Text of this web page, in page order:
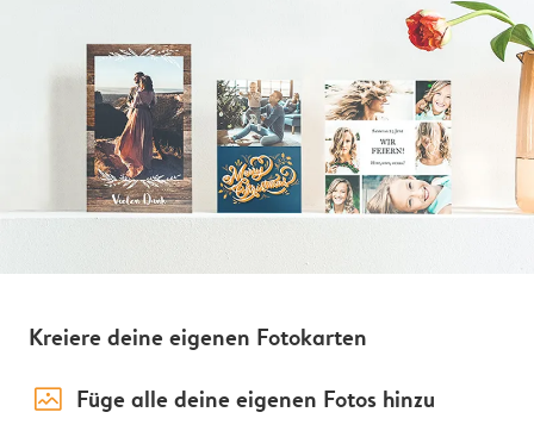
Kreiere deine eigenen Fotokarten
image_placeholder Füge alle deine eigenen Fotos hinzu